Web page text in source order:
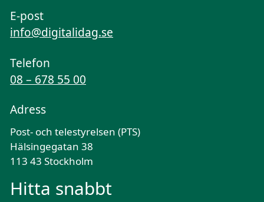
E-post
info@digitalidag.se
Telefon
08 – 678 55 00
Adress
Post- och telestyrelsen (PTS)
Hälsingegatan 38
113 43 Stockholm
Hitta snabbt